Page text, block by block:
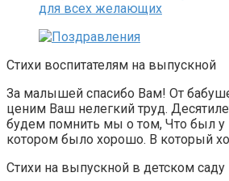
Стихи воспитателям на выпускной
За малышей спасибо Вам! От
ценим Ваш нелегкий труд.
будем помнить мы о том, Что был у
котором было хорошо. В который
Стихи на выпускной в детском саду